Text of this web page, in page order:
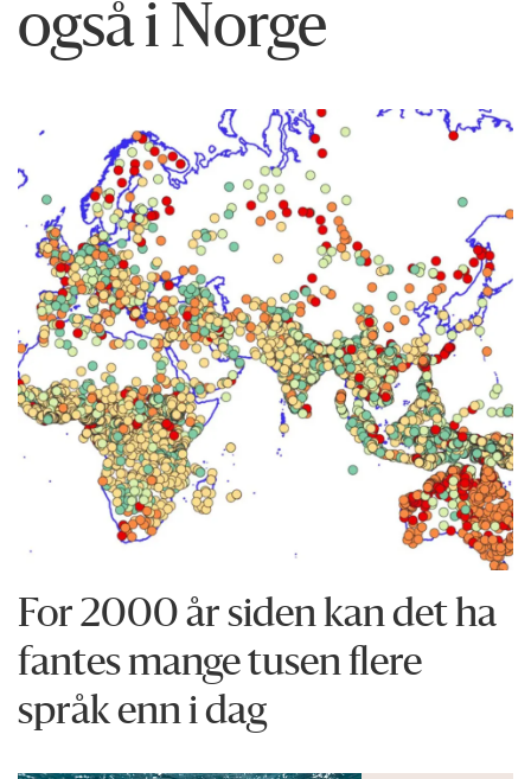
også i Norge
For 2000 år siden kan det ha
fantes mange tusen flere
språk enn i dag